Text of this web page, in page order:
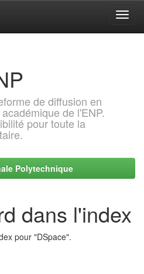
de diffusion en
de l'ENP.
pour toute la
Polytechnique
dans l'index
pour "DSpace".